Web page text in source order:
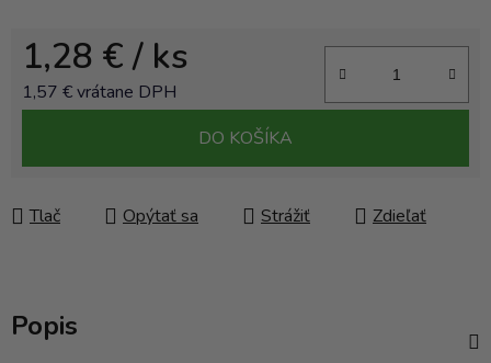
1,28 €/ ks
1,57 € vrátane DPH
DO KOŠÍKA
Tlač Opýtať sa Strážiť Zdieľať
Popis